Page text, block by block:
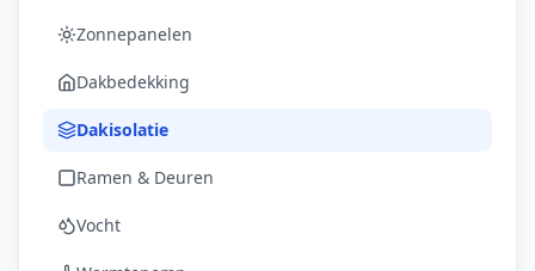
Zonnepanelen
Dakbedekking
Dakisolatie
Ramen & Deuren
Vocht